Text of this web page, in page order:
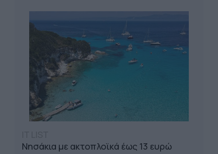
Νησάκια με ακτοπλοϊκά έως 13 ευρώ